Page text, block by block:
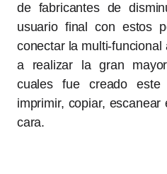
de fabricantes de
usuario final con estos
conectar la multi-funcional
a realizar la gran
cuales fue creado este
imprimir, copiar,
cara.